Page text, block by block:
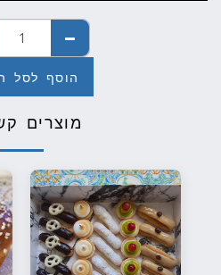
הוסף לסל
מוצרים